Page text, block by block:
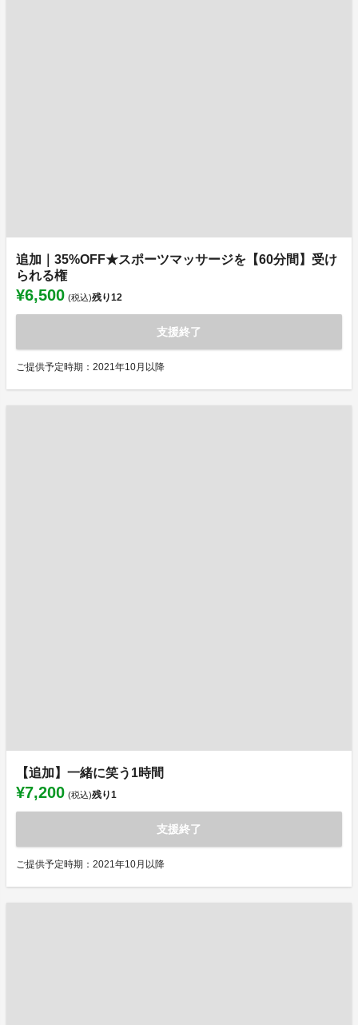
追加｜35%OFF★スポーツマッサージを【60分間】受け
られる権
¥6,500 (税込)残り12
支援終了
ご提供予定時期：2021年10月以降
【追加】一緒に笑う1時間
¥7,200 (税込)残り1
支援終了
ご提供予定時期：2021年10月以降